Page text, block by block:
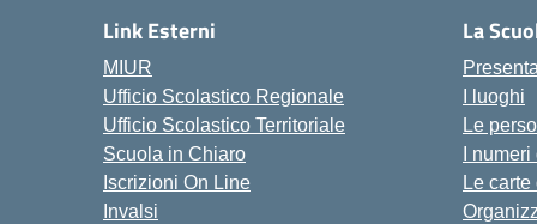
Link Esterni
MIUR
Ufficio Scolastico Regionale
Ufficio Scolastico Territoriale
Scuola in Chiaro
Iscrizioni On Line
Invalsi
La
I luoghi
Le
I
Le